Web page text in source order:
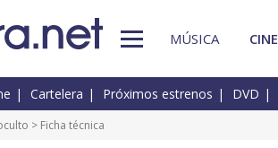
MÚSICA CINE
Cartelera Próximos estrenos DVD
> Ficha técnica